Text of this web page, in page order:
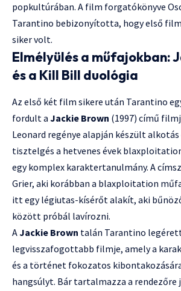
popkultúrában. A film forgatókönyve
Tarantino bebizonyította, hogy első
siker volt.
Elmélyülés a műfajokban:
és a Kill Bill duológia
Az első két film sikere után Tarantino
fordult a Jackie Brown (1997) című
Leonard regénye alapján készült alkotás
tisztelgés a hetvenes évek
egy komplex karaktertanulmány. A
Grier, aki korábban a blaxploitation
itt egy légiutas-kísérőt alakít, aki
között próbál lavírozni.
AJackie Brown talán Tarantino
legvisszafogottabb filmje, amely a
és a történet fokozatos
hangsúlyt. Bár tartalmazza a rendezőre